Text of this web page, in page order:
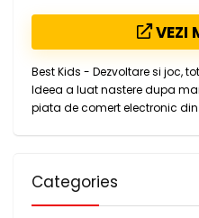
VEZI
Best Kids - Dezvoltare si joc,
Ideea a luat nastere dupa
piata de comert electronic din
Categories